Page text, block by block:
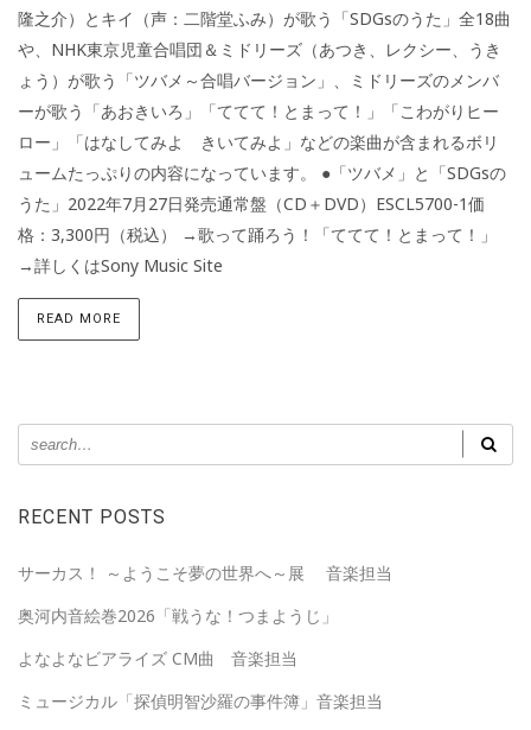
隆之介）とキイ（声：二階堂ふみ）が歌う「SDGsのうた」全18曲
や、NHK東京児童合唱団＆ミドリーズ（あつき、レクシー、うき
ょう）が歌う「ツバメ～合唱バージョン」、ミドリーズのメンバ
ーが歌う「あおきいろ」「ててて！とまって！」「こわがりヒー
ロー」「はなしてみよ きいてみよ」などの楽曲が含まれるボリ
ュームたっぷりの内容になっています。 ●「ツバメ」と「SDGsの
うた」2022年7月27日発売通常盤（CD＋DVD）ESCL5700-1価
格：3,300円（税込） →歌って踊ろう！「ててて！とまって！」
→詳しくはSony Music Site
READ MORE
RECENT POSTS
サーカス！ ～ようこそ夢の世界へ～展 音楽担当
奥河内音絵巻2026「戦うな！つまようじ」
よなよなビアライズ CM曲 音楽担当
ミュージカル「探偵明智沙羅の事件簿」音楽担当